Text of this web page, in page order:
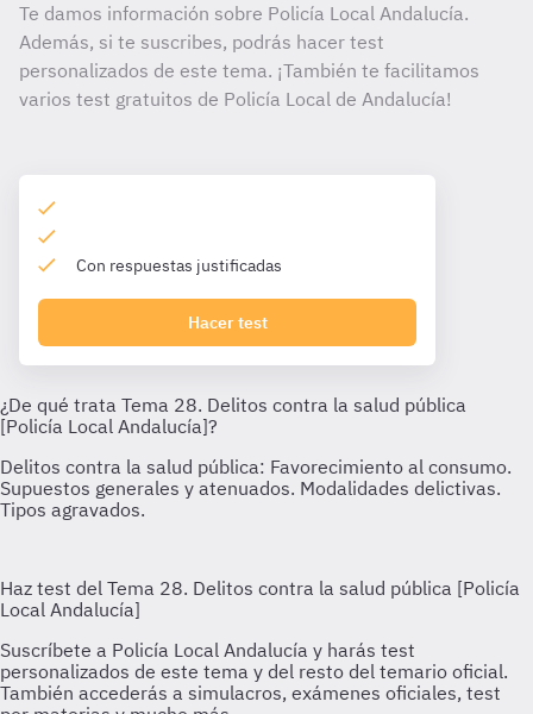
Te damos información sobre Policía Local Andalucía.
Además, si te suscribes, podrás hacer test
personalizados de este tema. ¡También te facilitamos
varios test gratuitos de Policía Local de Andalucía!
Con respuestas justificadas
Hacer test